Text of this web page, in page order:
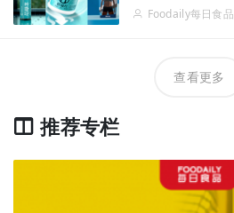
Foodaily每日食品
查看更多
推荐专栏